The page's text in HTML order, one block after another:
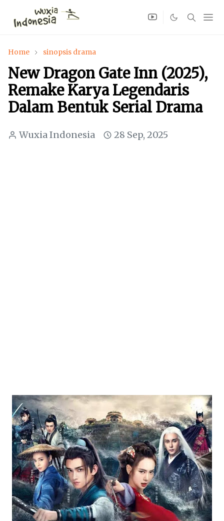
Home sinopsis drama
New Dragon Gate Inn (2025),
Remake Karya Legendaris
Dalam Bentuk Serial Drama
Wuxia Indonesia 28 Sep, 2025